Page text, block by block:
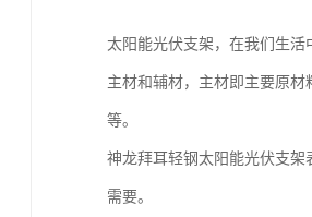
太阳能光伏支架，在我们生
主材和辅材，主材即主要原
等。
神龙拜耳轻钢太阳能光伏支
需要。